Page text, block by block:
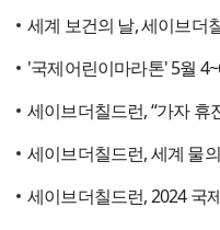
세계 보건의 날, 세이브더
'국제어린이마라톤' 5월
세이브더칠드런, “가자 휴
세이브더칠드런, 세계 물
세이브더칠드런, 2024 국